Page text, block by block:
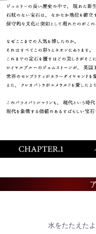
水をたたえた